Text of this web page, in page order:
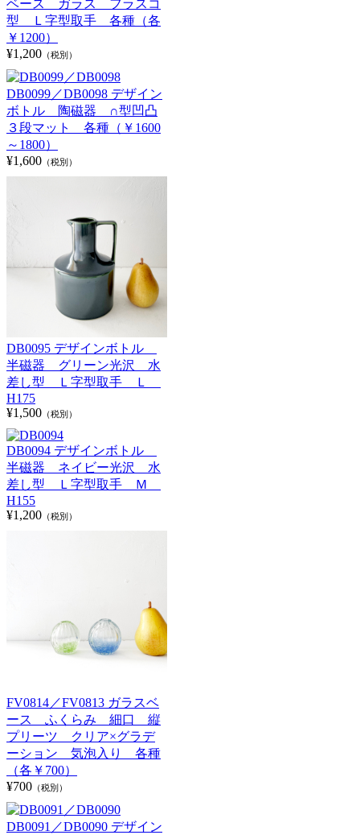
ベース ガラス フラスコ
型 Ｌ字型取手 各種（各
￥1200）
¥1,200 （税別）
DB0099／DB0098 デザイン
ボトル 陶磁器 ∩型凹凸
３段マット 各種（￥1600
～1800）
¥1,600 （税別）
DB0095 デザインボトル
半磁器 グリーン光沢 水
差し型 Ｌ字型取手 Ｌ
H175
¥1,500 （税別）
DB0094 デザインボトル
半磁器 ネイビー光沢 水
差し型 Ｌ字型取手 Ｍ
H155
¥1,200 （税別）
FV0814／FV0813 ガラスベ
ース ふくらみ 細口 縦
プリーツ クリア×グラデ
ーション 気泡入り 各種
（各￥700）
¥700 （税別）
DB0091／DB0090 デザイン